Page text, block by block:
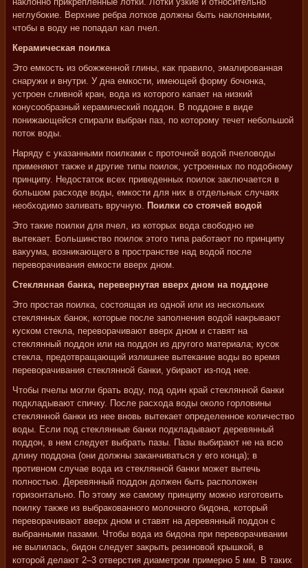
неглубокие. Верхние ребра лотков должны быть наклонными,
чтобы в воду не попадал кал пчел.
Керамическая поилка
Это емкость из обожженной глины, как правило, эмалированная
снаружи и внутри. У дна емкости, имеющей форму бочонка,
устроен сливной кран, вода из которого капает на низкий
конусообразный керамический поддон. В поддоне в виде
понижающейся спирали выбран паз, по которому течет небольшой
поток воды.
Наряду с указанными поилками с проточной водой пчеловоды
применяют также и другие типы поилок, устроенных по подобному
принципу. Недостаток всех приведенных поилок заключается в
большом расходе воды, емкости для них в отдельных случаях
необходимо заливать вручную. Поилки со стоячей водой
Это такие поилки для пчел, из которых вода свободно не
вытекает. Большинство поилок этого типа работают по принципу
вакуума, возникающего в пространстве над водой после
переворачивания емкости вверх дном.
Стеклянная банка, перевернутая вверх дном на поддоне
Это простая поилка, состоящая из одной или из нескольких
стеклянных банок, которые после заполнения водой накрывают
куском стекла, переворачивают вверх дном и ставят на
стеклянный поддон или на поддон из другого материала; кусок
стекла, предотвращающий излишнее вытекание воды во время
переворачивания стеклянной банки, убирают из-под нее.
Чтобы пчелы могли брать воду, под один край стеклянной банки
подкладывают спичку. После расхода воды около горловины
стеклянной банки из нее вновь вытекает определенное количество
воды. Если под стеклянные банки подкладывают деревянный
поддон, в нем следует выбрать пазы. Пазы выбирают не на всю
длину поддона (они должны заканчиваться у его конца); в
противном случае вода из стеклянной банки может вытечь
полностью. Деревянный поддон должен быть расположен
горизонтально. По этому же самому принципу можно изготовить
поилку также из выбракованного молочного бидона, который
переворачивают вверх дном и ставят на деревянный поддон с
выбранными пазами. Чтобы вода из бидона при переворачивании
не вылилась, бидон следует закрыть резиновой крышкой, в
которой делают 2–3 отверстия диаметром примерно 5 мм. В таких